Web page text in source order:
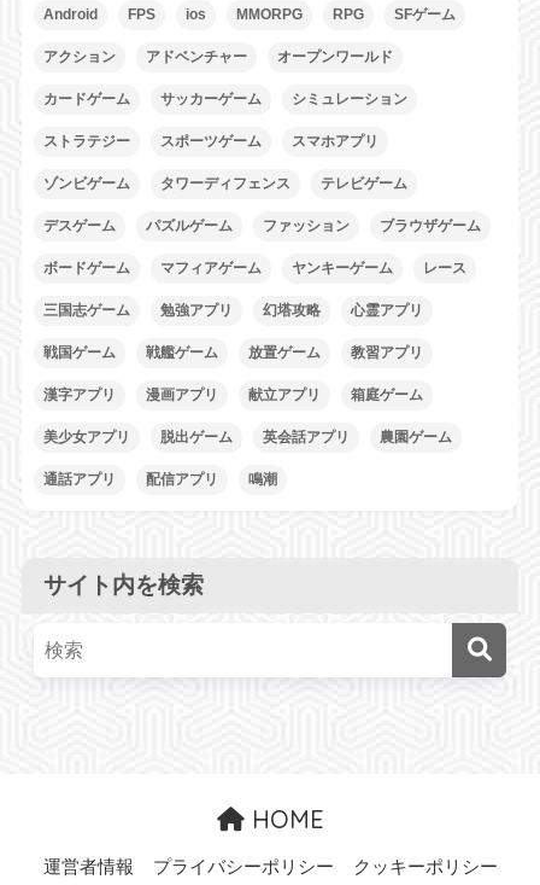
Android FPS ios MMORPG RPG SFゲーム
アクション アドベンチャー オープンワールド
カードゲーム サッカーゲーム シミュレーション
ストラテジー スポーツゲーム スマホアプリ
ゾンビゲーム タワーディフェンス テレビゲーム
デスゲーム パズルゲーム ファッション ブラウザゲーム
ボードゲーム マフィアゲーム ヤンキーゲーム レース
三国志ゲーム 勉強アプリ 幻塔攻略 心霊アプリ
戦国ゲーム 戦艦ゲーム 放置ゲーム 教習アプリ
漢字アプリ 漫画アプリ 献立アプリ 箱庭ゲーム
美少女アプリ 脱出ゲーム 英会話アプリ 農園ゲーム
通話アプリ 配信アプリ 鳴潮
サイト内を検索
HOME
運営者情報 プライバシーポリシー クッキーポリシー